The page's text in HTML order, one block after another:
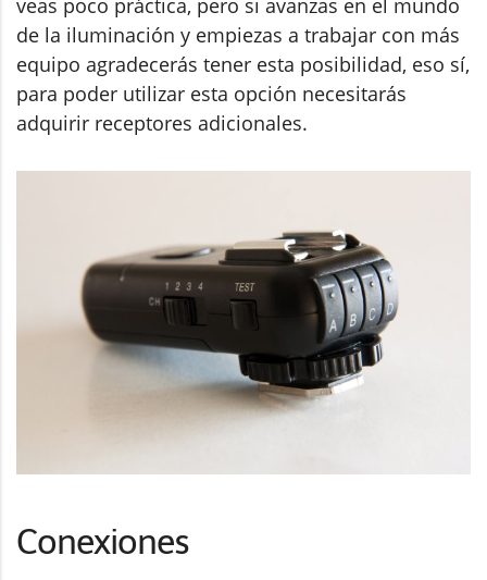
veas poco práctica, pero si avanzas en el mundo
de la iluminación y empiezas a trabajar con más
equipo agradecerás tener esta posibilidad, eso sí,
para poder utilizar esta opción necesitarás
adquirir receptores adicionales.
Conexiones